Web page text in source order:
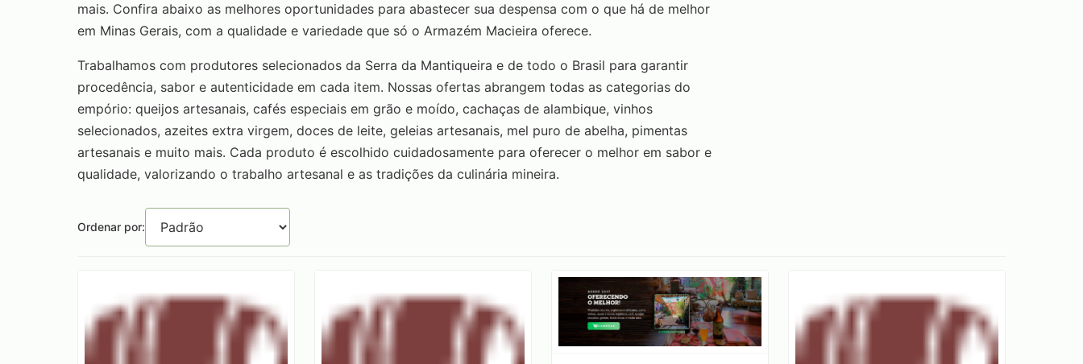
mais. Confira abaixo as melhores oportunidades para abastecer sua despensa com o que há de melhor
em Minas Gerais, com a qualidade e variedade que só o Armazém Macieira oferece.
Trabalhamos com produtores selecionados da Serra da Mantiqueira e de todo o Brasil para garantir
procedência, sabor e autenticidade em cada item. Nossas ofertas abrangem todas as categorias do
empório: queijos artesanais, cafés especiais em grão e moído, cachaças de alambique, vinhos
selecionados, azeites extra virgem, doces de leite, geleias artesanais, mel puro de abelha, pimentas
artesanais e muito mais. Cada produto é escolhido cuidadosamente para oferecer o melhor em sabor e
qualidade, valorizando o trabalho artesanal e as tradições da culinária mineira.
Ordenar por: